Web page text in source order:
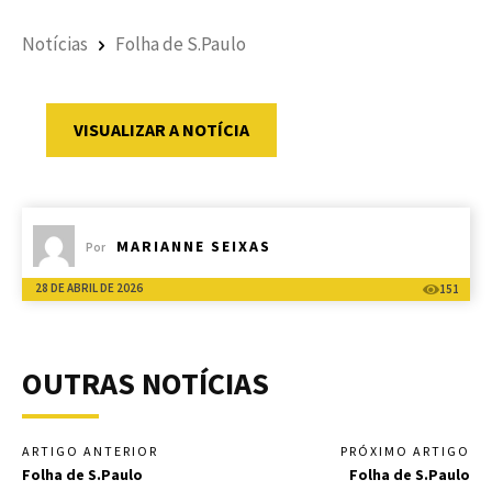
Notícias Folha de S.Paulo
VISUALIZAR A NOTÍCIA
Por MARIANNE SEIXAS
28 DE ABRIL DE 2026 151
OUTRAS NOTÍCIAS
ARTIGO ANTERIOR
Folha de S.Paulo
PRÓXIMO ARTIGO
Folha de S.Paulo